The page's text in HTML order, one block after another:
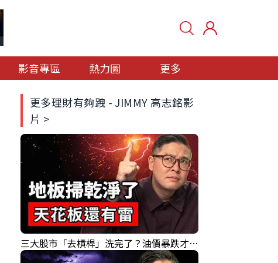
影音專區 熱力圖 更多
更多理財有夠跩 - JIMMY 高志銘影
片 >
三大股市「去槓桿」洗完了？油價暴跌才是真照妖鏡！｜Mr.Jimmy高志銘 #台股 #AI股 #油價